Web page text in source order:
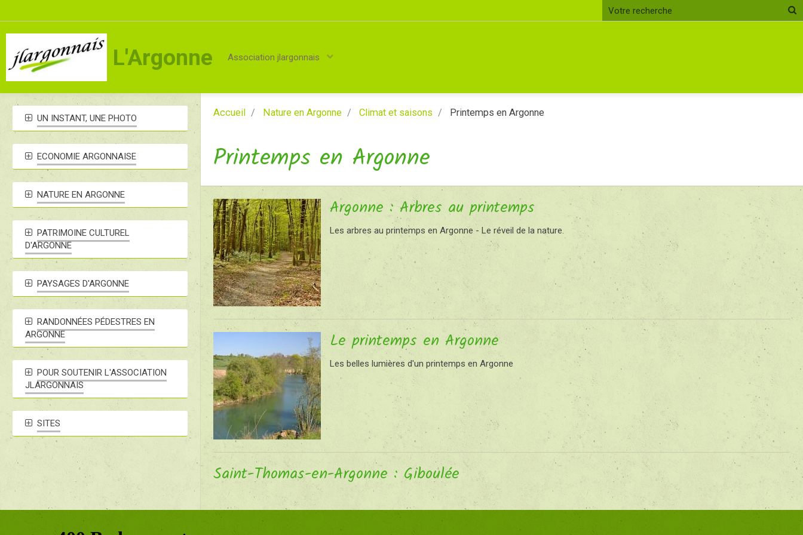
L'Argonne Association jlargonnais
Accueil Nature en Argonne Climat et saisons Printemps en Argonne
Printemps en Argonne
Argonne : Arbres au printemps
Les arbres au printemps en Argonne - Le réveil de la nature.
Le printemps en Argonne
Les belles lumières d'un printemps en Argonne
Saint-Thomas-en-Argonne : Giboulée
UN INSTANT, UNE PHOTO
ECONOMIE ARGONNAISE
NATURE EN ARGONNE
PATRIMOINE CULTUREL
D'ARGONNE
PAYSAGES D'ARGONNE
RANDONNÉES PÉDESTRES EN
ARGONNE
POUR SOUTENIR L'ASSOCIATION
JLARGONNAIS
SITES